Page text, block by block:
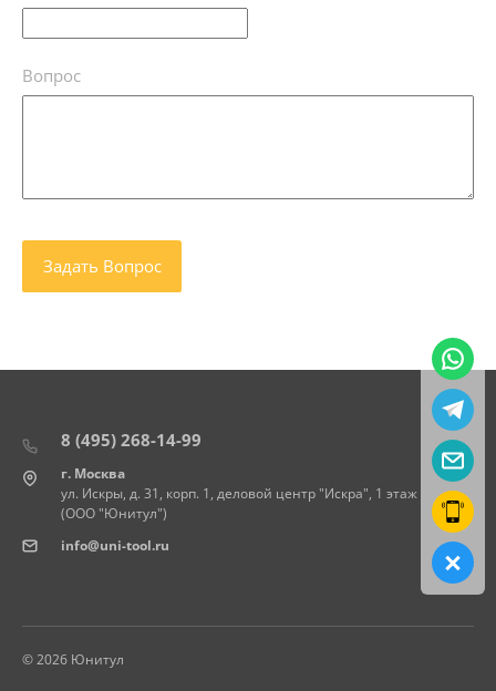
Вопрос
8 (495) 268-14-99
г. Москва
ул. Искры, д. 31, корп. 1, деловой центр "Искра", 1 этаж
(ООО "Юнитул")
info@uni-tool.ru
© 2026 Юнитул